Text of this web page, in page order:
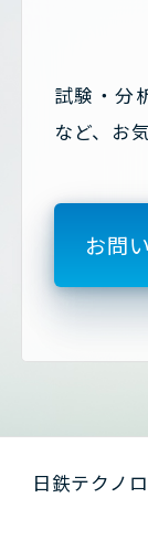
試験・分
など、お
お問
日鉄テクノ